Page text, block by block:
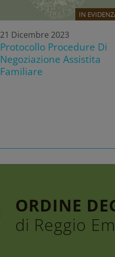
IN
21 Dicembre 2023
Protocollo Procedure Di
Negoziazione Assistita
Familiare
ORDINE
di Reggio